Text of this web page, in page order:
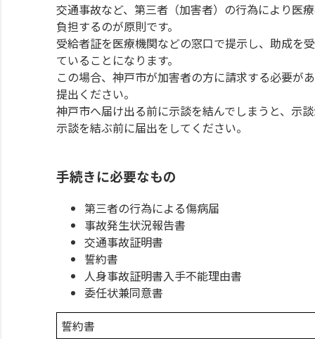
交通事故など、第三者（加害者）の行為により医
負担するのが原則です。
受給者証を医療機関などの窓口で提示し、助成を
ていることになります。
この場合、神戸市が加害者の方に請求する必要が
提出ください。
神戸市へ届け出る前に示談を結んでしまうと、示
示談を結ぶ前に届出をしてください。
手続きに必要なもの
第三者の行為による傷病届
事故発生状況報告書
交通事故証明書
誓約書
人身事故証明書入手不能理由書
委任状兼同意書
誓約書